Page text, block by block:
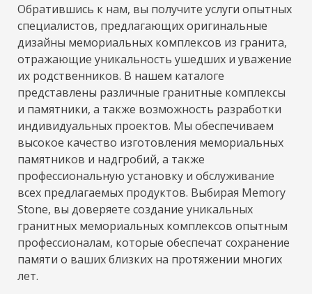
Обратившись к нам, вы получите услуги опытных
специалистов, предлагающих оригинальные
дизайны мемориальных комплексов из гранита,
отражающие уникальность ушедших и уважение
их родственников. В нашем каталоге
представлены различные гранитные комплексы
и памятники, а также возможность разработки
индивидуальных проектов. Мы обеспечиваем
высокое качество изготовления мемориальных
памятников и надгробий, а также
профессиональную установку и обслуживание
всех предлагаемых продуктов. Выбирая Memory
Stone, вы доверяете создание уникальных
гранитных мемориальных комплексов опытным
профессионалам, которые обеспечат сохранение
памяти о ваших близких на протяжении многих
лет.